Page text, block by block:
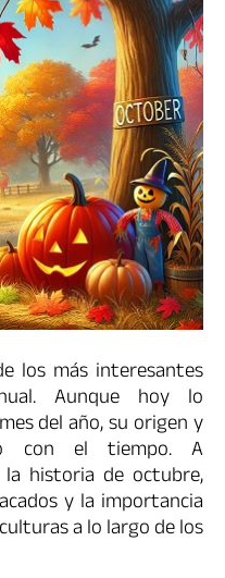
los más interesantes
Aunque hoy lo
del año, su origen y
con el tiempo. A
la historia de octubre,
y la importancia
a lo largo de los